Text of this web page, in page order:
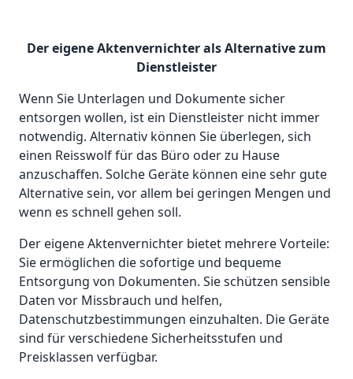
Der eigene Aktenvernichter als Alternative zum
Dienstleister
Wenn Sie Unterlagen und Dokumente sicher
entsorgen wollen, ist ein Dienstleister nicht immer
notwendig. Alternativ können Sie überlegen, sich
einen Reisswolf für das Büro oder zu Hause
anzuschaffen. Solche Geräte können eine sehr gute
Alternative sein, vor allem bei geringen Mengen und
wenn es schnell gehen soll.
Der eigene Aktenvernichter bietet mehrere Vorteile:
Sie ermöglichen die sofortige und bequeme
Entsorgung von Dokumenten. Sie schützen sensible
Daten vor Missbrauch und helfen,
Datenschutzbestimmungen einzuhalten. Die Geräte
sind für verschiedene Sicherheitsstufen und
Preisklassen verfügbar.